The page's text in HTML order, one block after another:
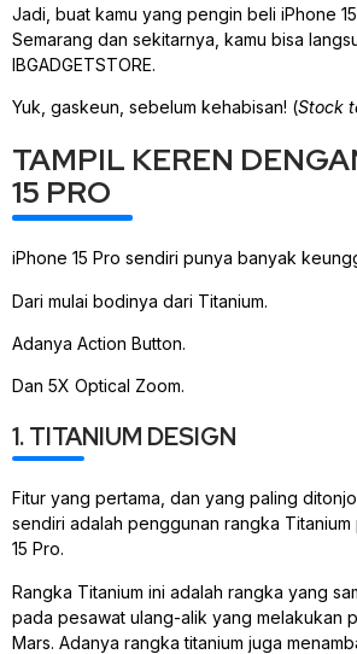
Jadi, buat kamu yang pengin beli iPhone
Semarang dan sekitarnya, kamu bisa
IBGADGETSTORE.
Yuk, gaskeun, sebelum kehabisan! (Stock
TAMPIL KEREN
15 PRO
iPhone 15 Pro sendiri punya banyak
Dari mulai bodinya dari Titanium.
Adanya Action Button.
Dan 5X Optical Zoom.
1. TITANIUM DESIGN
Fitur yang pertama, dan yang paling
sendiri adalah penggunan rangka Titanium
15 Pro.
Rangka Titanium ini adalah rangka yang
pada pesawat ulang-alik yang melakukan
Mars. Adanya rangka titanium juga